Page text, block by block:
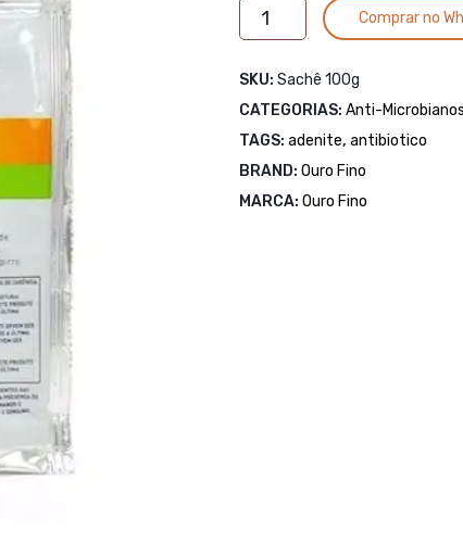
TRISSULFIN
PO
GRAMAS
-
OURO
FINO
Comprar no
SKU: Sachê 100g
CATEGORIAS: Anti-Microbianos
TAGS: adenite, antibiotico
BRAND: Ouro Fino
MARCA: Ouro Fino